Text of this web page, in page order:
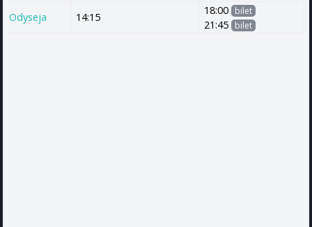
Odyseja 14:15
18:00 bilet
21:45 bilet